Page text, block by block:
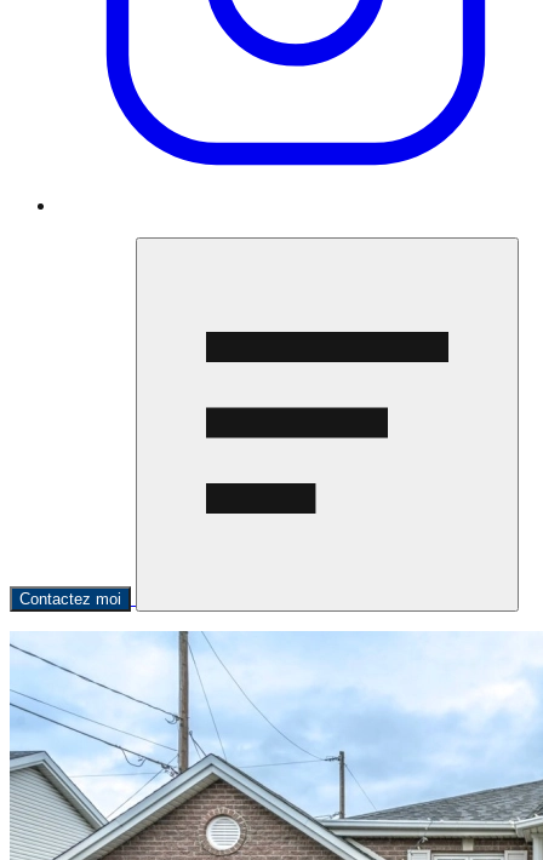
Contactez moi